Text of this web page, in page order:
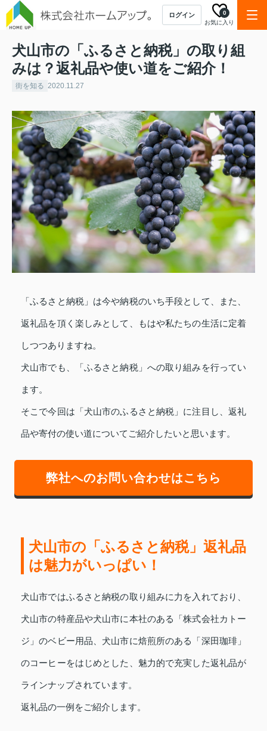
ログイン
お気に入り
0
犬山市の「ふるさと納税」の取り組
みは？返礼品や使い道をご紹介！
街を知る 2020.11.27
「ふるさと納税」は今や納税のいち手段として、また、
返礼品を頂く楽しみとして、もはや私たちの生活に定着
しつつありますね。
犬山市でも、「ふるさと納税」への取り組みを行ってい
ます。
そこで今回は「犬山市のふるさと納税」に注目し、返礼
品や寄付の使い道についてご紹介したいと思います。
弊社へのお問い合わせはこちら
犬山市の「ふるさと納税」返礼品
は魅力がいっぱい！
犬山市ではふるさと納税の取り組みに力を入れており、
犬山市の特産品や犬山市に本社のある「株式会社カトー
ジ」のベビー用品、犬山市に焙煎所のある「深田珈琲」
のコーヒーをはじめとした、魅力的で充実した返礼品が
ラインナップされています。
返礼品の一例をご紹介します。